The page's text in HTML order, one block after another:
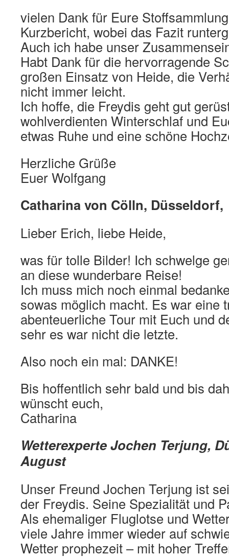
vielen Dank für Eure
Kurzbericht, wobei das Fazit
Auch ich habe unser
Habt Dank für die hervorragende
großen Einsatz von Heide, die
nicht immer leicht.
Ich hoffe, die Freydis geht gut
wohlverdienten Winterschlaf und
etwas Ruhe und eine schöne
Herzliche Grüße
Euer Wolfgang
Catharina von Cölln,
Lieber Erich, liebe Heide,
was für tolle Bilder! Ich schwelge
an diese wunderbare Reise!
Ich muss mich noch einmal
sowas möglich macht. Es war eine
abenteuerliche Tour mit Euch und
sehr es war nicht die letzte.
Also noch ein mal: DANKE!
Bis hoffentlich sehr bald und bis
wünscht euch,
Catharina
Wetterexperte Jochen Terjung,
August
Unser Freund Jochen Terjung ist
der Freydis. Seine Spezialität und
Als ehemaliger Fluglotse und
viele Jahre immer wieder auf
Wetter prophezeit – mit hoher